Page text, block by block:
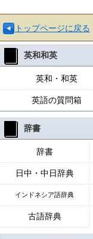
トップページに戻る
英和和英
英和・和英
英語の質問箱
辞書
辞書
日中・中日辞典
インドネシア語辞典
古語辞典